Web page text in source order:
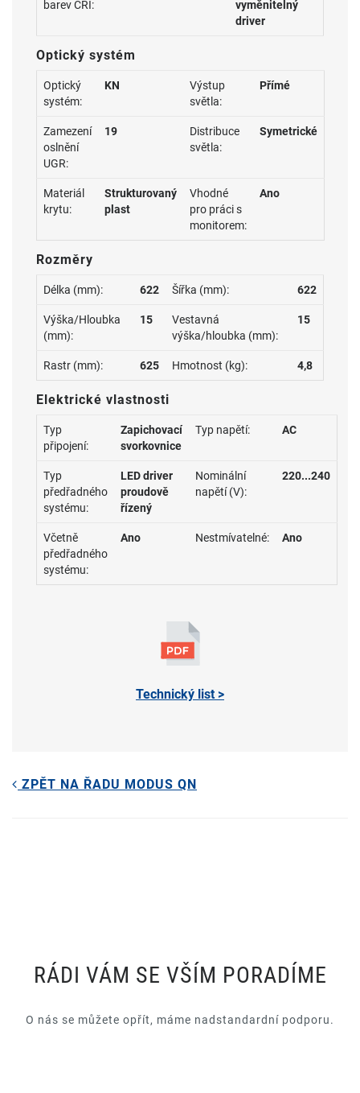
barev CRI:
vyměnitelný
driver
Optický systém
Optický
systém:
KN
Výstup
světla:
Přímé
Zamezení
oslnění
UGR:
19
Distribuce
světla:
Symetrické
Materiál
krytu:
Strukturovaný
plast
Vhodné
pro práci s
monitorem:
Ano
Rozměry
Délka (mm): 622 Šířka (mm): 622
Výška/Hloubka
(mm):
15
Vestavná
výška/hloubka (mm):
15
Rastr (mm): 625 Hmotnost (kg): 4,8
Elektrické vlastnosti
Typ
připojení:
Zapichovací
svorkovnice
Typ napětí: AC
Typ
předřadného
systému:
LED driver
proudově
řízený
Nominální
napětí (V):
220...240
Včetně
předřadného
systému:
Ano Nestmívatelné: Ano
Technický list >
ZPĚT NA ŘADU MODUS QN
RÁDI VÁM SE VŠÍM PORADÍME
O nás se můžete opřít, máme nadstandardní podporu.